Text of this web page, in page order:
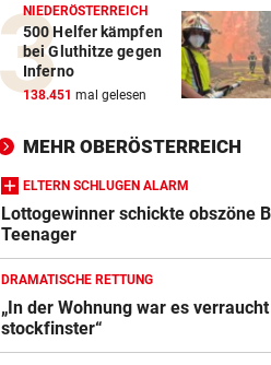
NIEDERÖSTERREICH
500 Helfer kämpfen
bei Gluthitze gegen
Inferno
138.451 mal gelesen
MEHR OBERÖSTERREICH
ELTERN SCHLUGEN ALARM
Lottogewinner schickte obszöne
Teenager
DRAMATISCHE RETTUNG
„In der Wohnung war es
stockfinster“